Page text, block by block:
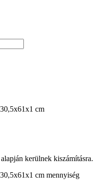
cm
kerülnek kiszámításra.
cm mennyiség